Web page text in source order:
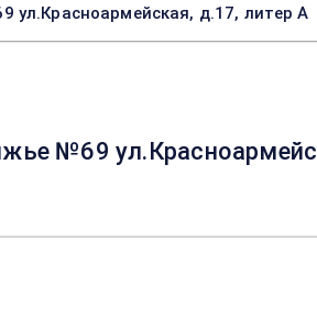
ул.Красноармейская, д.17, литер А
№69